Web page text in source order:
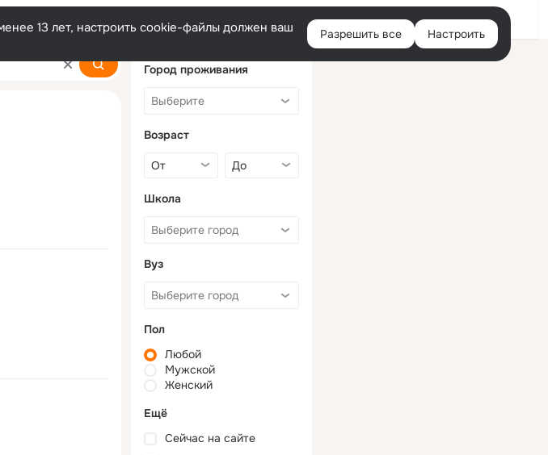
Войти
13 лет, настроить cookie-файлы должен ваш
Разрешить все Настроить
Город проживания
Возраст
Школа
Вуз
Пол
Любой
Мужской
Женский
Ещё
Сейчас на сайте